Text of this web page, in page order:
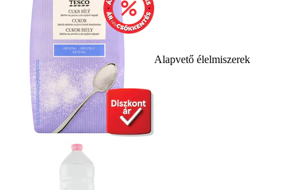
Alapvető élelmiszerek